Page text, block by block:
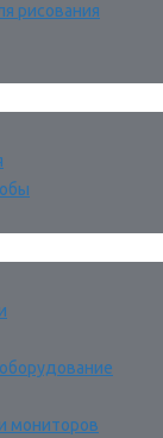
рисования
мониторов